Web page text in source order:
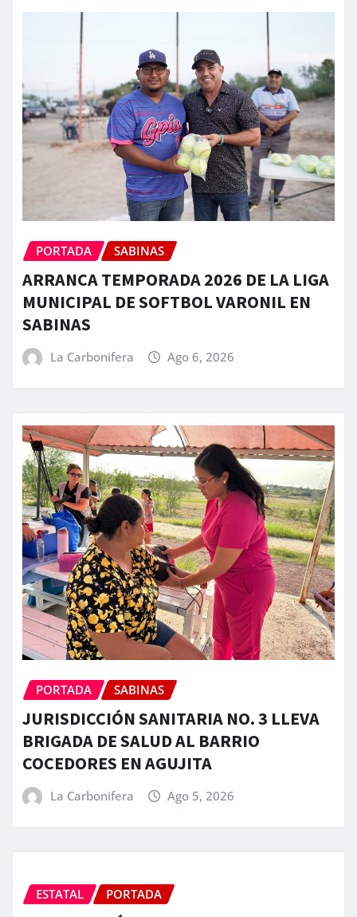
PORTADA SABINAS
ARRANCA TEMPORADA 2026 DE LA LIGA
MUNICIPAL DE SOFTBOL VARONIL EN
SABINAS
La Carbonifera Ago 6, 2026
PORTADA SABINAS
JURISDICCIÓN SANITARIA NO. 3 LLEVA
BRIGADA DE SALUD AL BARRIO
COCEDORES EN AGUJITA
La Carbonifera Ago 5, 2026
ESTATAL PORTADA